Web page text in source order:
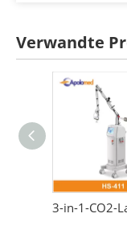
Verwandte
3-in-1-CO2-Lasermaschine 10600-nm-Fraktionslaser